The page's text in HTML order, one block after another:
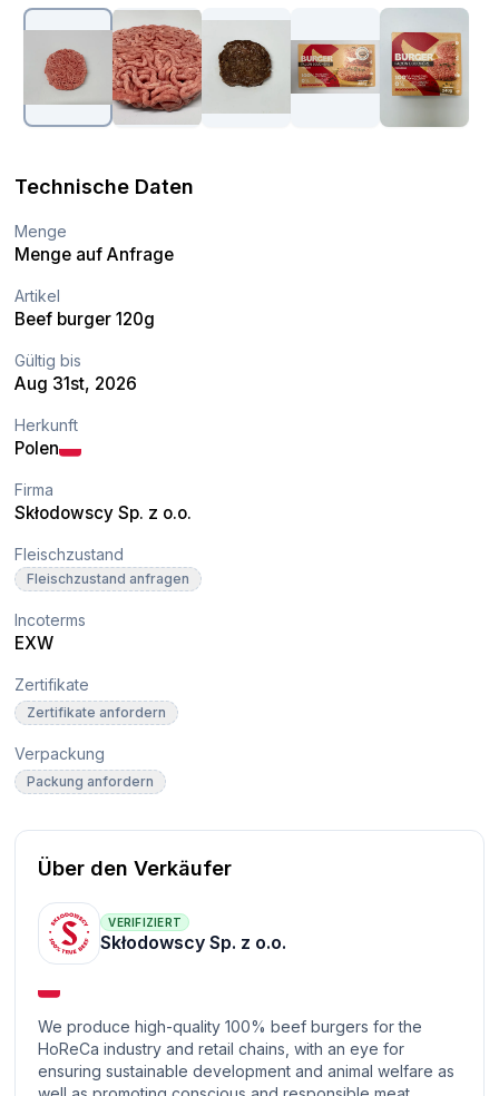
Technische Daten
Menge
Menge auf Anfrage
Artikel
Beef burger 120g
Gültig bis
Aug 31st, 2026
Herkunft
Polen
Firma
Skłodowscy Sp. z o.o.
Fleischzustand
Fleischzustand anfragen
Incoterms
EXW
Zertifikate
Zertifikate anfordern
Verpackung
Packung anfordern
Über den Verkäufer
VERIFIZIERT
Skłodowscy Sp. z o.o.
We produce high-quality 100% beef burgers for the
HoReCa industry and retail chains, with an eye for
ensuring sustainable development and animal welfare as